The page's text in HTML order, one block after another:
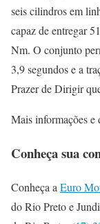
seis cilindros em
capaz de entregar
Nm. O conjunto
3,9 segundos e a
Prazer de Dirigir
Mais informações e
Conheça sua
Conheça a Euro
do Rio Preto e